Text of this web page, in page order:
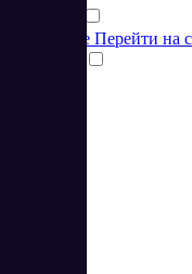
Подробнее Перейти на